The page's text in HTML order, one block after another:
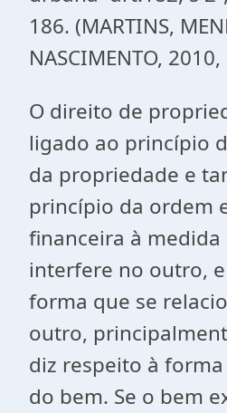
186. (MARTINS,
NASCIMENTO,
O direito de
ligado ao princípio
da propriedade e
princípio da ordem
financeira à medida
interfere no outro,
forma que se
outro,
diz respeito à
do bem. Se o bem